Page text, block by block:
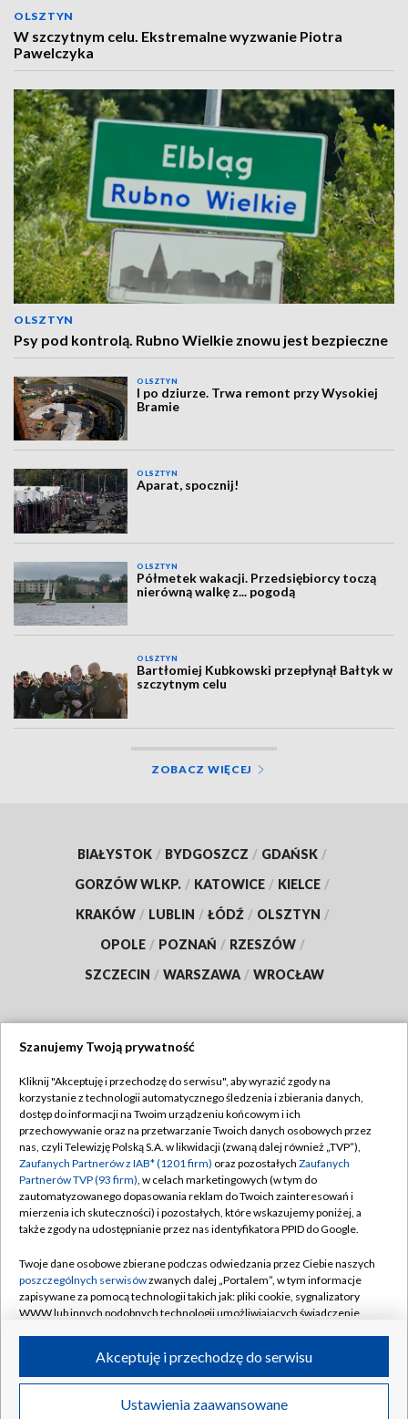
OLSZTYN
W szczytnym celu. Ekstremalne wyzwanie Piotra
Pawelczyka
OLSZTYN
Psy pod kontrolą. Rubno Wielkie znowu jest bezpieczne
OLSZTYN
I po dziurze. Trwa remont przy Wysokiej
Bramie
OLSZTYN
Aparat, spocznij!
OLSZTYN
Półmetek wakacji. Przedsiębiorcy toczą
nierówną walkę z... pogodą
OLSZTYN
Bartłomiej Kubkowski przepłynął Bałtyk w
szczytnym celu
ZOBACZ WIĘCEJ
BIAŁYSTOK / BYDGOSZCZ / GDAŃSK /
GORZÓW WLKP. / KATOWICE / KIELCE /
KRAKÓW / LUBLIN / ŁÓDŹ / OLSZTYN /
OPOLE / POZNAŃ / RZESZÓW /
SZCZECIN / WARSZAWA / WROCŁAW
TVP
Abonament TVP
Emisja w TVP
Centrum informacji TVP
Naziemna Telewizja Cyfrowa
Rada Programowa
System NOS
Informacje o nadawcy
Program dla prasy
Regulamin TVP
Polityka prywatności
Moje zgody
Pomoc
Kontakt
Kanały
©2026 Telewizja Polska S.A. w likwidacji
Szanujemy Twoją prywatność
Kliknij "Akceptuję i przechodzę do serwisu", aby wyrazić zgody na
korzystanie z technologii automatycznego śledzenia i zbierania danych,
dostęp do informacji na Twoim urządzeniu końcowym i ich
przechowywanie oraz na przetwarzanie Twoich danych osobowych przez
nas, czyli Telewizję Polską S.A. w likwidacji (zwaną dalej również „TVP”),
Zaufanych Partnerów z IAB* (1201 firm) oraz pozostałych Zaufanych
Partnerów TVP (93 firm), w celach marketingowych (w tym do
zautomatyzowanego dopasowania reklam do Twoich zainteresowań i
mierzenia ich skuteczności) i pozostałych, które wskazujemy poniżej, a
także zgody na udostępnianie przez nas identyfikatora PPID do Google.
Twoje dane osobowe zbierane podczas odwiedzania przez Ciebie naszych
poszczególnych serwisówzwanych dalej „Portalem”, w tym informacje
zapisywane za pomocą technologii takich jak: pliki cookie, sygnalizatory
WWW lub innych podobnych technologii umożliwiających świadczenie
ruchu w Internecie.
Twoje dane osobowe zbierane podczas odwiedzania przez Ciebie
poszczególnych serwisówna Portalu, takie jak adresy IP, identyfikatory
Ustawienia zaawansowane
Akceptuję i przechodzę do serwisu